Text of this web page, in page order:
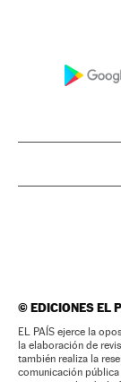
©EDICIONES EL
EL PAÍS ejerce la
la elaboración de
también realiza la
comunicación